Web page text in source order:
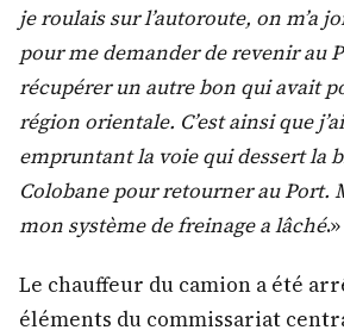
je roulais sur l’autoroute, on m’a
pour me demander de revenir au
récupérer un autre bon qui avait
région orientale. C’est ainsi que
empruntant la voie qui dessert la
Colobane pour retourner au Port.
mon système de freinage a lâché.»
Le chauffeur du camion a été
éléments du commissariat